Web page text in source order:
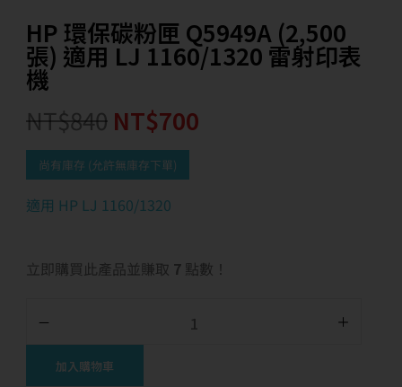
HP 環保碳粉匣 Q5949A (2,500
張) 適用 LJ 1160/1320 雷射印表
機
NT$840 NT$700
尚有庫存 (允許無庫存下單)
適用 HP LJ 1160/1320
立即購買此產品並賺取 7 點數！
加入購物車